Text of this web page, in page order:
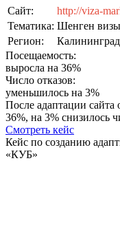
Сайт:
http://viza-
Тематика: Шенген визы
Регион:
Калининград
Посещаемость:
выросла на 36%
Число отказов:
уменьшилось на 3%
После адаптации сайта
36%, на 3% снизилось
Смотреть кейс
Кейс по созданию
«КУБ»